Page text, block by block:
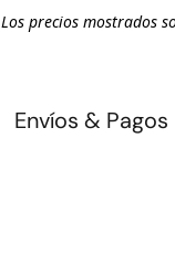
Los precios mostrados
Envíos & Pagos